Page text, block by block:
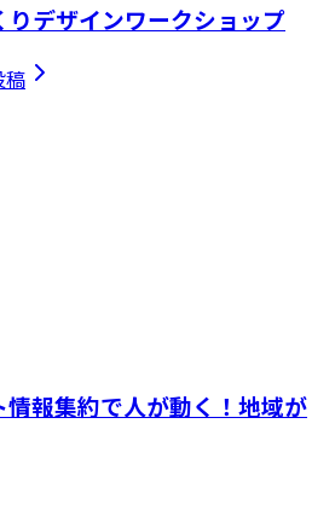
デザインワークショップ
稿
情報集約で人が動く！地域が